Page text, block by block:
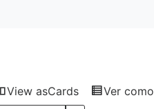
View asCards Ver como